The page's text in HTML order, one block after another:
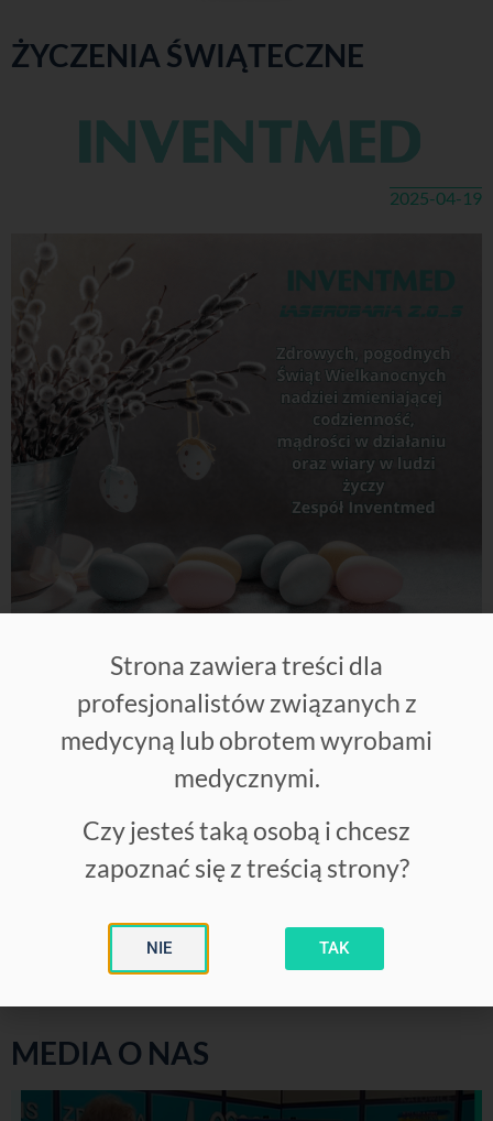
ŻYCZENIA ŚWIĄTECZNE
2025-04-19
Zdrowych, pogodnych Świąt Wielkanocnych nadziei
zmieniającej codzienność, mądrości w działaniu oraz
wiary w ludzi
życzy Zespół Inventmed
inventmed Laserobaria 2.0_S
Wielkanocnych
MEDIA O NAS
Strona zawiera treści dla
profesjonalistów związanych z
medycyną lub obrotem wyrobami
medycznymi.
Czy jesteś taką osobą i chcesz
zapoznać się z treścią strony?
NIE TAK